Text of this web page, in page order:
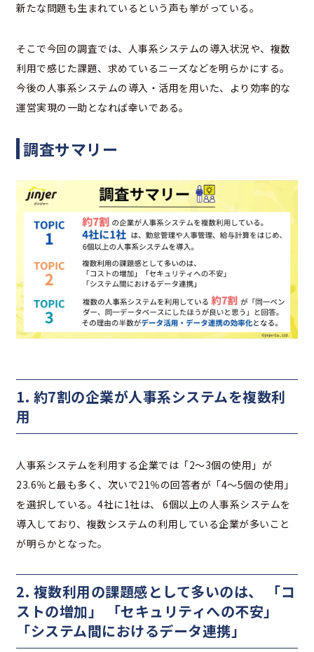
新たな問題も生まれているという声も挙がっている。
そこで今回の調査では、人事系システムの導入状況や、複数
利用で感じた課題、求めているニーズなどを明らかにする。
今後の人事系システムの導入・活用を用いた、より効率的な
運営実現の一助となれば幸いである。
調査サマリー
1. 約7割の企業が人事系システムを複数利
用
人事系システムを利用する企業では「2〜3個の使用」が
23.6％と最も多く、次いで21％の回答者が「4〜5個の使用」
を選択している。4社に1社は、 6個以上の人事系システムを
導入しており、複数システムの利用している企業が多いこと
が明らかとなった。
2. 複数利用の課題感として多いのは、 「コ
ストの増加」 「セキュリティへの不安」
「システム間におけるデータ連携」